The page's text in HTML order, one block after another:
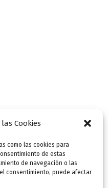
Cookies
como las cookies para
de estas
de navegación o las
consentimiento, puede afectar